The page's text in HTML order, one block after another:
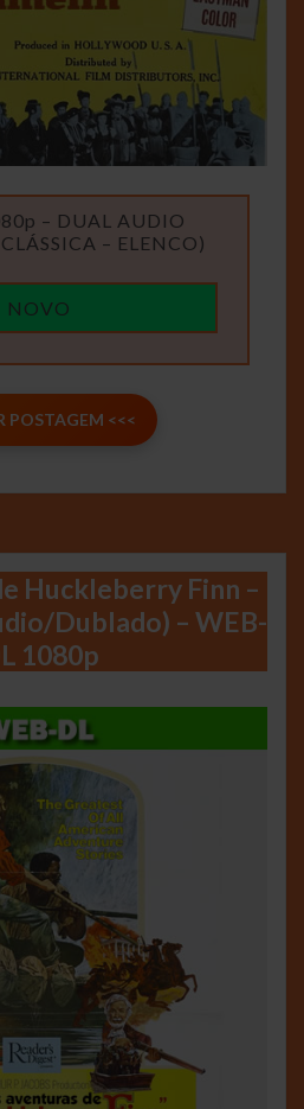
– DUAL AUDIO
– ELENCO)
NOVO
POSTAGEM <<<
Huckleberry Finn –
Dublado) – WEB-
1080p